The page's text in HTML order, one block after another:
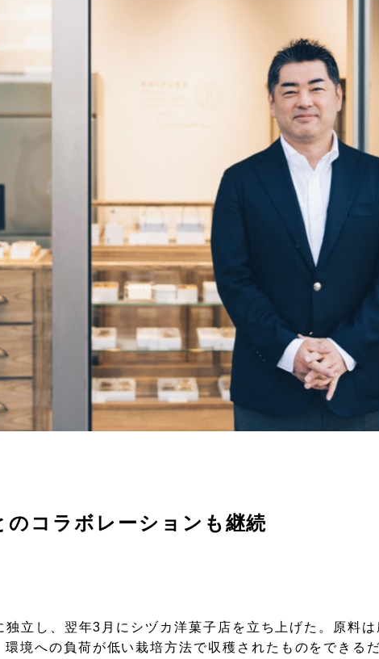
のコラボレーションも継続
立し、翌年3月にシヅカ洋菓子店を立ち上げた。原料は
境への負荷が低い栽培方法で収穫されたものをできる